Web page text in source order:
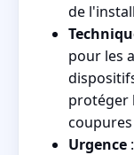
de
pour les
protéger
Urgence